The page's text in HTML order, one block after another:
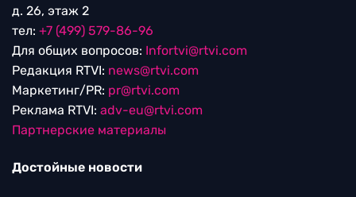
д. 26, этаж 2
тел: +7 (499) 579-86-96
Для общих вопросов: Infortvi@rtvi.com
Редакция RTVI: news@rtvi.com
Маркетинг/PR: pr@rtvi.com
Реклама RTVI: adv-eu@rtvi.com
Партнерские материалы
Достойные новости